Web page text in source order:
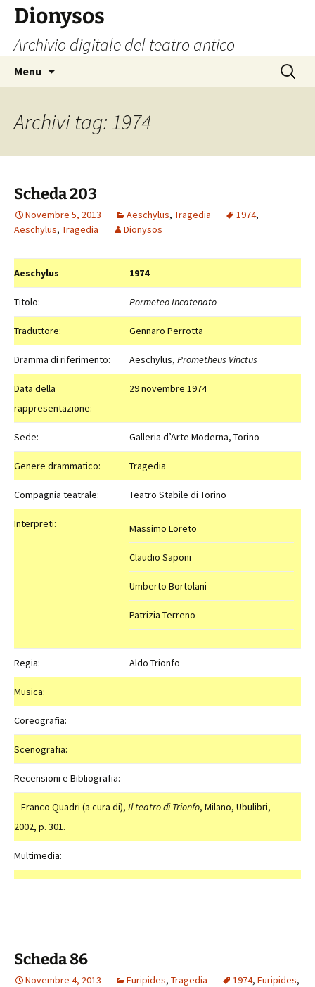
contenuto
Dionysos
Archivio digitale del teatro antico
Menu
Ricerca
per:
Archivi tag: 1974
Scheda 203
Novembre 5, 2013 Aeschylus, Tragedia 1974,
Aeschylus, Tragedia Dionysos
Aeschylus 1974
Titolo: Pormeteo Incatenato
Traduttore: Gennaro Perrotta
Dramma di riferimento: Aeschylus, Prometheus Vinctus
Data della
rappresentazione:
29 novembre 1974
Sede: Galleria d’Arte Moderna, Torino
Genere drammatico: Tragedia
Compagnia teatrale: Teatro Stabile di Torino
Interpreti: Massimo Loreto
Claudio Saponi
Umberto Bortolani
Patrizia Terreno
Regia: Aldo Trionfo
Musica:
Coreografia:
Scenografia:
Recensioni e Bibliografia:
– Franco Quadri (a cura di), Il teatro di Trionfo, Milano, Ubulibri,
2002, p. 301.
Multimedia:
Scheda 86
Novembre 4, 2013 Euripides, Tragedia 1974, Euripides,